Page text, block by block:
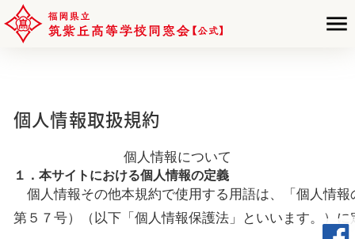
個人情報取扱規約
個人情報について
１．本サイトにおける個人情報の定義
個人情報その他本規約で使用する用語は、「個人情
第５７号）（以下「個人情報保護法」といいます。）